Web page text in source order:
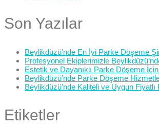
Son Yazılar
Beylikdüzü’nde En İyi Parke Döşeme
Profesyonel Ekiplerimizle
Estetik ve Dayanıklı Parke Döşeme
Beylikdüzü’nde Parke Döşeme
Beylikdüzü’nde Kaliteli ve Uygun
Etiketler